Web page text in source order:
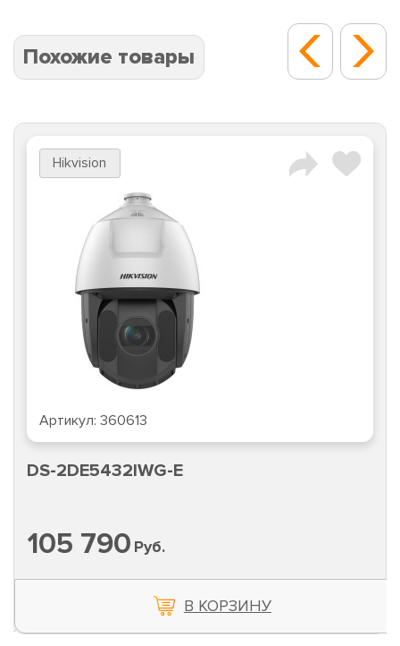
Похожие товары
Hikvision
Артикул: 360613
DS-2DE5432IWG-E
105 790 Руб.
В КОРЗИНУ